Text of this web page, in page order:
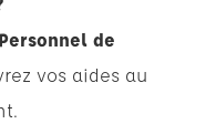
de
vos aides au